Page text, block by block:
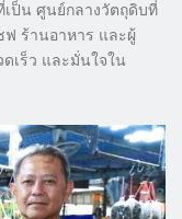
ป็น ศูนย์กลางวัตถุดิบที่
ฟ ร้านอาหาร และผู้
เร็ว และมั่นใจใน